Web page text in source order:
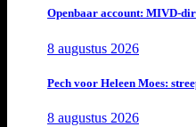
Openbaar account: MIVD-
8 augustus 2026
Pech voor Heleen Moes:
8 augustus 2026